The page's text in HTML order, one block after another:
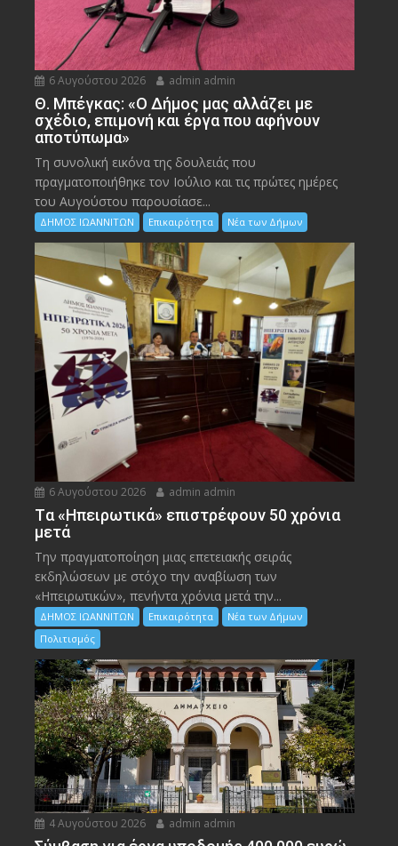
6 Αυγούστου 2026 admin admin
Θ. Μπέγκας: «Ο Δήμος μας αλλάζει με
σχέδιο, επιμονή και έργα που αφήνουν
αποτύπωμα»
Τη συνολική εικόνα της δουλειάς που
πραγματοποιήθηκε τον Ιούλιο και τις πρώτες ημέρες
του Αυγούστου παρουσίασε...
ΔΗΜΟΣ ΙΩΑΝΝΙΤΩΝ Επικαιρότητα Νέα των Δήμων
6 Αυγούστου 2026 admin admin
Tα «Ηπειρωτικά» επιστρέφουν 50 χρόνια
μετά
Την πραγματοποίηση μιας επετειακής σειράς
εκδηλώσεων με στόχο την αναβίωση των
«Ηπειρωτικών», πενήντα χρόνια μετά την...
ΔΗΜΟΣ ΙΩΑΝΝΙΤΩΝ Επικαιρότητα
Νέα των Δήμων
Πολιτισμός
4 Αυγούστου 2026 admin admin